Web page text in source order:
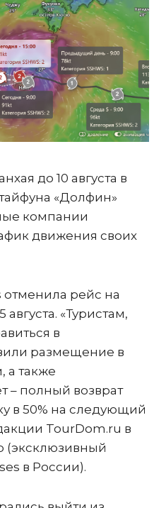
до 10 августа в
«Долфин»
компании
движения своих
отменила рейс на
«Туристам,
в
размещение в
а также
– полный возврат
в 50% на следующий
TourDom.ru в
(эксклюзивный
в России).